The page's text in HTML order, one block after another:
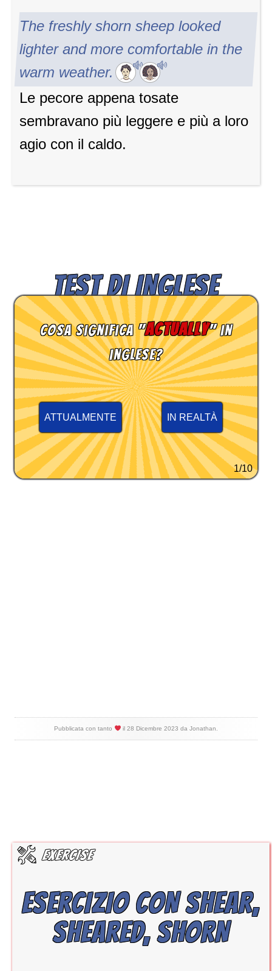
The freshly shorn sheep looked
lighter and more comfortable in the
warm weather.
Le pecore appena tosate
sembravano più leggere e più a loro
agio con il caldo.
TEST DI INGLESE
Cosa significa "actually" in
inglese?
ATTUALMENTE IN REALTÀ
1/10
Pubblicata con tanto il28 Dicembre 2023 daJonathan
ESERCIZIO CON SHEAR,
SHEARED, SHORN